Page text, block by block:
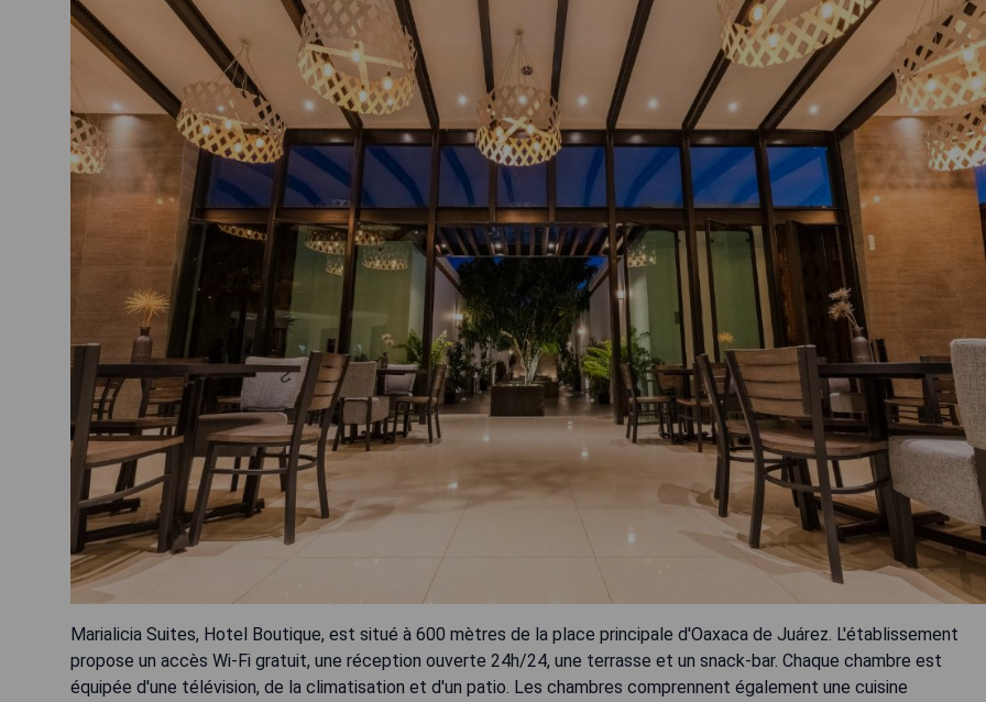
Marialicia Suites, Hotel Boutique, est situé à 600 mètres de la place principale d'Oaxaca de Juárez. L'établissement
propose un accès Wi-Fi gratuit, une réception ouverte 24h/24, une terrasse et un snack-bar. Chaque chambre est
équipée d'une télévision, de la climatisation et d'un patio. Les chambres comprennent également une cuisine